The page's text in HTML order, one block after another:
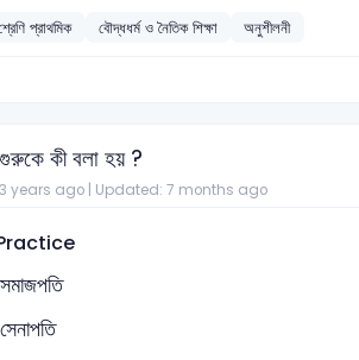
প্রাথমিক বৌদ্ধধর্ম ও নৈতিক শিক্ষা অনুশীলনী
কী বলা হয় ?
years ago | Updated: 7 months ago
সমাজপতি
সেনাপতি